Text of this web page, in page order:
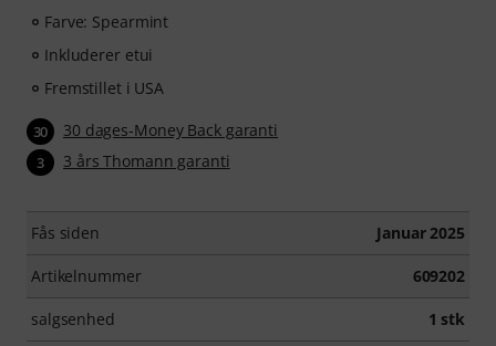
Farve: Spearmint
Inkluderer etui
Fremstillet i USA
30 30 dages-Money Back garanti
3 3 års Thomann garanti
Fås siden Januar 2025
Artikelnummer 609202
salgsenhed 1 stk